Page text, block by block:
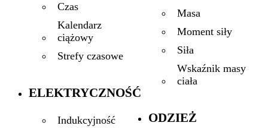
Czas
Kalendarz
ciążowy
Strefy czasowe
ELEKTRYCZNOŚĆ
Indukcyjność
Masa
Moment siły
Siła
Wskaźnik masy
ciała
ODZIEŻ